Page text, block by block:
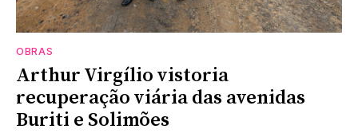
OBRAS
Arthur Virgílio vistoria
recuperação viária das avenidas
Buriti e Solimões